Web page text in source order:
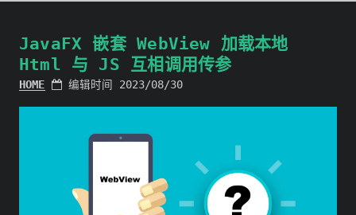
JavaFX 嵌套 WebView 加载本地
Html 与 JS 互相调用传参
HOME 编辑时间 2023/08/30